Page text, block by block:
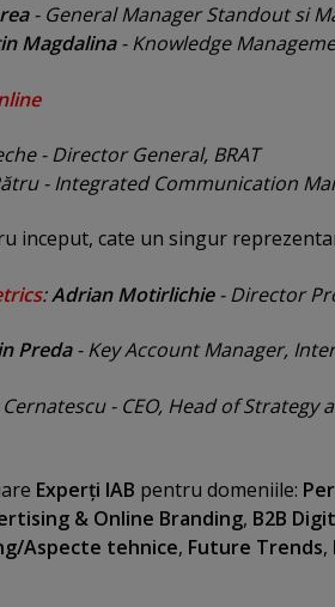
- General Manager Standout si
Magdalina- Knowledge
- Director General, BRAT
- Integrated Communication
inceput, cate un singur
:Adrian Motirlichie- Director
Preda- Key Account Manager,
Cernatescu - CEO, Head of
Experţi IAB pentru domeniile:
& Online Branding, B2B
Aspecte tehnice, Future Trends,